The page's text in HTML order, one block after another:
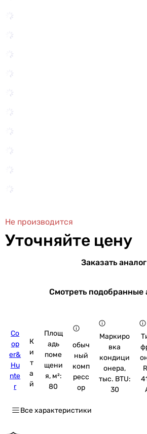
Не производится
Уточняйте цену
Заказать аналог
Смотреть подобранные
Co
op
er&
Hu
nte
r
К
и
т
а
й
Площ
адь
поме
щени
я, м²:
80
обыч
ный
комп
ресс
ор
Маркиро
вка
кондици
онера,
тыс. BTU:
30
Все характеристики